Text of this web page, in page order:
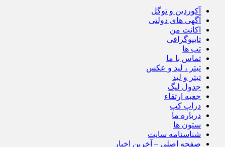
آکوردین و توگل
آگهی های دولتی
اکانت من
تایپوگرافی
تب ها
تماس با ما
تیتر ، لید و عکس
تیتر و لید
جدول لیگ
جعبه ارتقاء
دراپ کپ
درباره ما
ستون ها
شناسنامه سایت
صفحه اصلی – آخرین اخبار